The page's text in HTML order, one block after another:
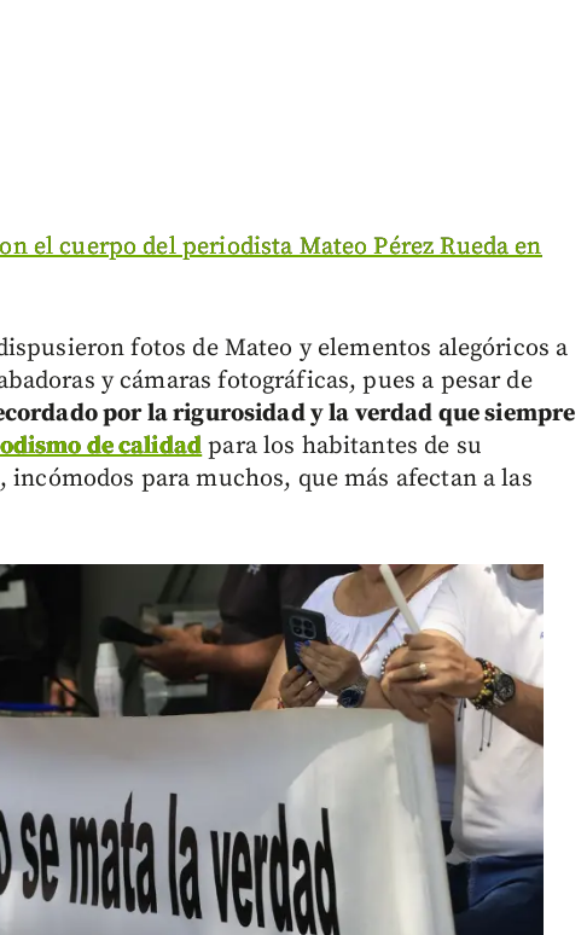
el cuerpo del periodista Mateo Pérez Rueda en
fotos de Mateo y elementos alegóricos a
y cámaras fotográficas, pues a pesar de
por la rigurosidad y la verdad que siempre
de calidadpara los habitantes de su
para muchos, que más afectan a las